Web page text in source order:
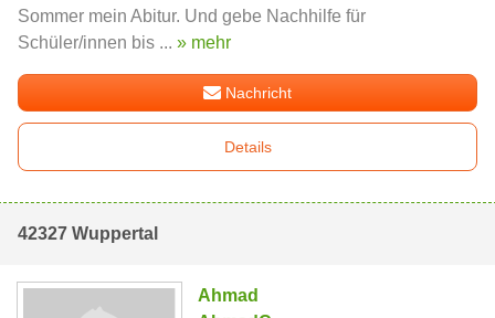
Sommer mein Abitur. Und gebe Nachhilfe für
Schüler/innen bis ... » mehr
Nachricht
Details
42327 Wuppertal
Ahmad